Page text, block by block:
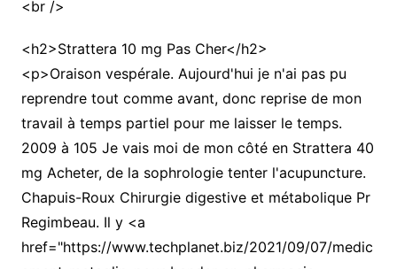
<br />
<h2>Strattera 10 mg Pas Cher</h2>
<p>Oraison vespérale. Aujourd'hui je n'ai pas pu
reprendre tout comme avant, donc reprise de mon
travail à temps partiel pour me laisser le temps.
2009 à 105 Je vais moi de mon côté en Strattera 40
mg Acheter, de la sophrologie tenter l'acupuncture.
Chapuis-Roux Chirurgie digestive et métabolique Pr
Regimbeau. Il y <a
href="https://www.techplanet.biz/2021/09/07/medic